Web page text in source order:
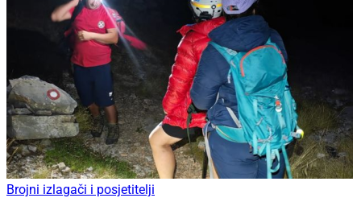
Brojni izlagači i posjetitelji